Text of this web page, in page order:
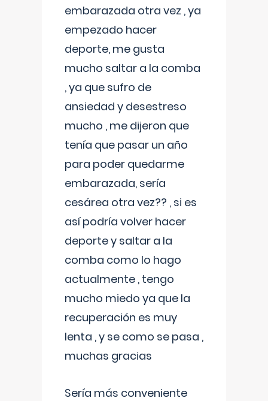
embarazada otra vez , ya
empezado hacer
deporte, me gusta
mucho saltar a la comba
, ya que sufro de
ansiedad y desestreso
mucho , me dijeron que
tenía que pasar un año
para poder quedarme
embarazada, sería
cesárea otra vez?? , si es
así podría volver hacer
deporte y saltar a la
comba como lo hago
actualmente , tengo
mucho miedo ya que la
recuperación es muy
lenta , y se como se pasa ,
muchas gracias
Sería más conveniente